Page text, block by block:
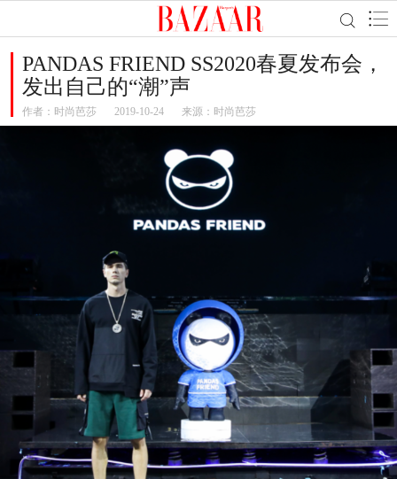
PANDAS FRIEND SS2020春夏发布会，
发出自己的“潮”声
作者： 时尚芭莎 2019-10-24 来源：时尚芭莎